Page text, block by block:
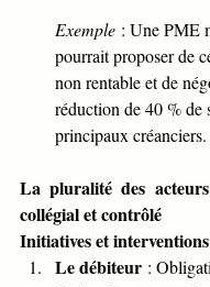
Exemple : Une PME
pourrait proposer de
non rentable et de
réduction de 40 % de
principaux créanciers.
La pluralité des
collégial et contrôlé
Initiatives et
Le débiteur :